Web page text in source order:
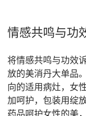
情感共鸣与功
将情感共鸣与功效
放的美消丹大单品
向的适用病灶，女
加呵护，包装用绽
药品呵护女性的美